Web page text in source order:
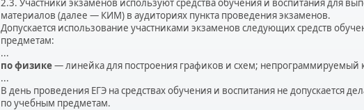
2.3. Участники экзаменов используют средства обучения и воспитания для
материалов (далее — КИМ) в аудиториях пункта проведения экзаменов.
Допускается использование участниками экзаменов следующих средств
предметам:
...
по физике— линейка для построения графиков и схем; непрограммируемый
...
В день проведения ЕГЭ на средствах обучения и воспитания не допускается
по учебным предметам.